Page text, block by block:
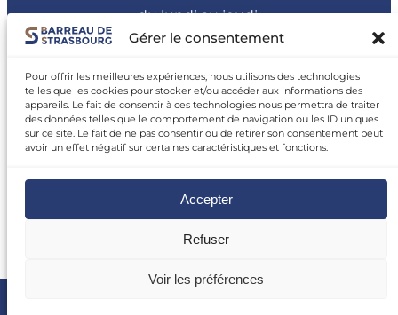
Gérer le consentement
Pour offrir les meilleures expériences, nous utilisons des technologies
telles que les cookies pour stocker et/ou accéder aux informations des
appareils. Le fait de consentir à ces technologies nous permettra de traiter
des données telles que le comportement de navigation ou les ID uniques
sur ce site. Le fait de ne pas consentir ou de retirer son consentement peut
avoir un effet négatif sur certaines caractéristiques et fonctions.
Accepter
Refuser
Voir les préférences
du lundi au jeudi
: 8h-17h30,
CARPA
du lundi au
vendredi : 11h-
12h 14h-15h